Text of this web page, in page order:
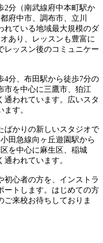
2分（南武線府中本町駅か
府中市、調布市、立川
れている地域最大規模のダ
あり、レッスンも豊富に
レッスン後のコミュニケー
4分、布田駅から徒歩7分の
市を中心に三鷹市、狛江
通われています。広いスタ
す。
ばかりの新しいスタジオで
田急線向ヶ丘遊園駅から
を中心に麻生区、稲城
われています。
初心者の方を、インストラ
ートします。はじめての方
ご来校お待ちしておりま